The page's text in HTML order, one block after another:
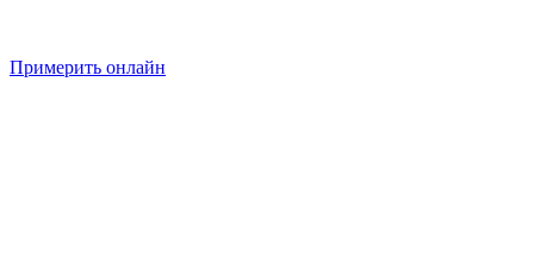
Примерить онлайн